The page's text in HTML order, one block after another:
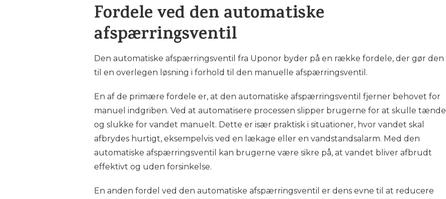
Fordele ved den automatiske
afspærringsventil
Den automatiske afspærringsventil fra Uponor byder på en række fordele, der gør den
til en overlegen løsning i forhold til den manuelle afspærringsventil.
En af de primære fordele er, at den automatiske afspærringsventil fjerner behovet for
manuel indgriben. Ved at automatisere processen slipper brugerne for at skulle tænde
og slukke for vandet manuelt. Dette er især praktisk i situationer, hvor vandet skal
afbrydes hurtigt, eksempelvis ved en lækage eller en vandstandsalarm. Med den
automatiske afspærringsventil kan brugerne være sikre på, at vandet bliver afbrudt
effektivt og uden forsinkelse.
En anden fordel ved den automatiske afspærringsventil er dens evne til at reducere